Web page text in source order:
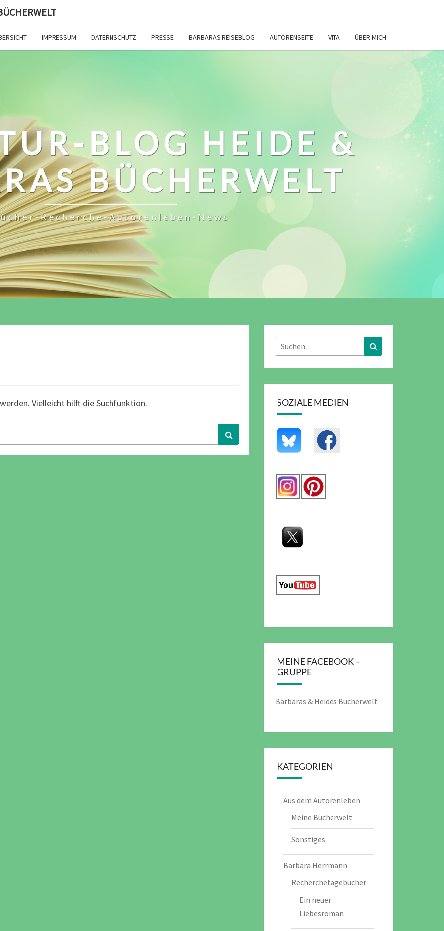
IMPRESSUM DATERNSCHUTZ PRESSE BARBARAS REISEBLOG AUTORENSEITE VITA ÜBER MICH
BLOG HEIDE &
BÜCHERWELT
Recherche-Autorenleben-News
Vielleicht hilft die Suchfunktion.
Suchen
nach:
SOZIALE MEDIEN
MEINE FACEBOOK –
GRUPPE
Barbaras & Heides Bücherwelt
KATEGORIEN
Aus dem Autorenleben
Meine Bücherwelt
Sonstiges
Barbara Herrmann
Recherchetagebücher
Ein neuer
Liebesroman